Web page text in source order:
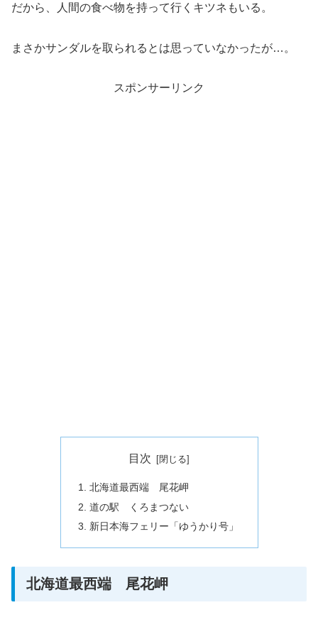
だから、人間の食べ物を持って行くキツネもいる。
まさかサンダルを取られるとは思っていなかったが…。
スポンサーリンク
目次
北海道最西端 尾花岬
道の駅 くろまつない
新日本海フェリー「ゆうかり号」
北海道最西端 尾花岬